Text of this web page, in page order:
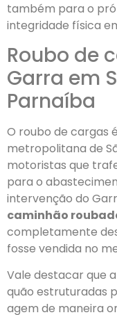
também para o
integridade física
Roubo de
Garra em
Parnaíba
O roubo de cargas
metropolitana de
motoristas que
para o
intervenção do
caminhão
completamente
fosse vendida no
Vale destacar que
quão estruturadas
agem de maneira